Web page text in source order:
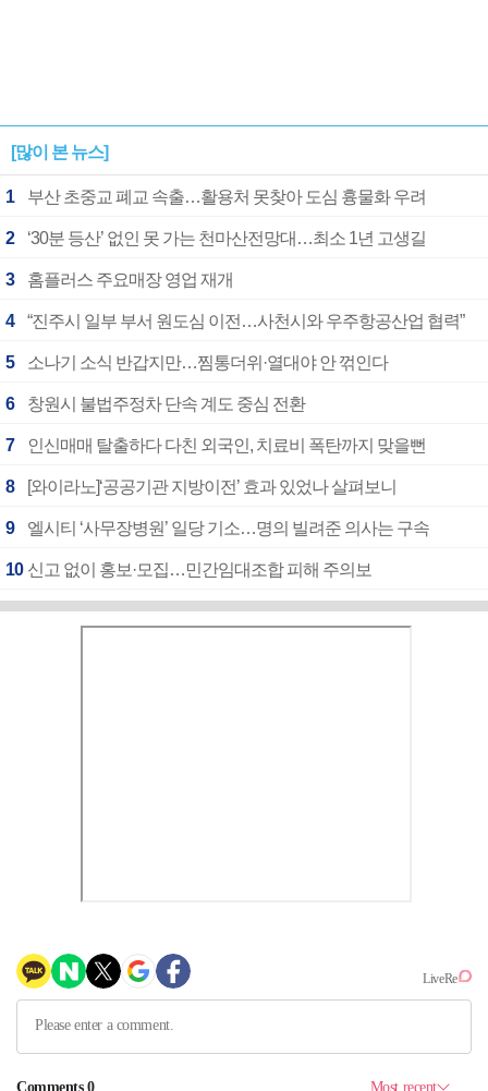
[많이 본 뉴스]
1 부산 초중교 폐교 속출…활용처 못찾아 도심 흉물화 우려
2 ‘30분 등산’ 없인 못 가는 천마산전망대…최소 1년 고생길
3 홈플러스 주요매장 영업 재개
4 “진주시 일부 부서 원도심 이전…사천시와 우주항공산업 협력”
5 소나기 소식 반갑지만…찜통더위·열대야 안 꺾인다
6 창원시 불법주정차 단속 계도 중심 전환
7 인신매매 탈출하다 다친 외국인, 치료비 폭탄까지 맞을뻔
8 [와이라노]‘공공기관 지방이전’ 효과 있었나 살펴보니
9 엘시티 ‘사무장병원’ 일당 기소…명의 빌려준 의사는 구속
10 신고 없이 홍보·모집…민간임대조합 피해 주의보